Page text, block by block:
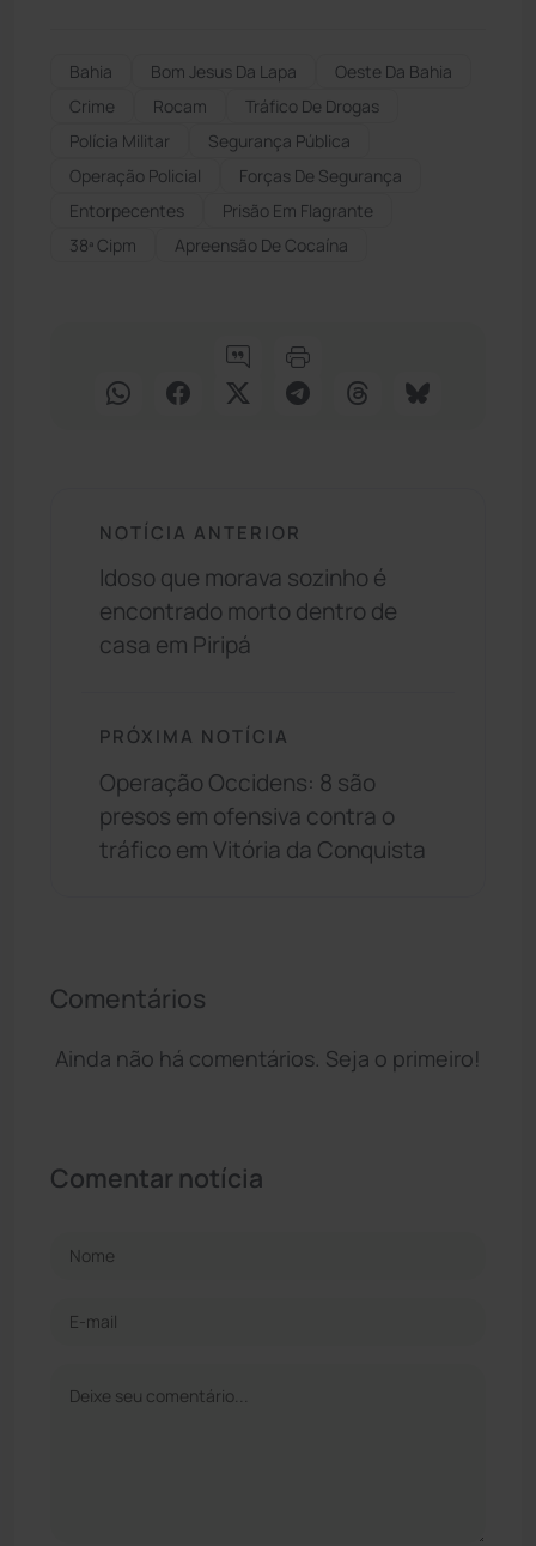
Bahia Bom Jesus Da Lapa
Oeste Da Bahia
Crime
Rocam
Tráfico De Drogas
Polícia Militar
Segurança Pública
Operação Policial
Forças De Segurança
Entorpecentes
Prisão Em Flagrante
38ª Cipm
Apreensão De Cocaína
NOTÍCIA ANTERIOR
Idoso que morava sozinho é
encontrado morto dentro de
casa em Piripá
PRÓXIMA NOTÍCIA
Operação Occidens: 8 são
presos em ofensiva contra o
tráfico em Vitória da Conquista
Comentários
Ainda não há comentários. Seja o primeiro!
Comentar notícia